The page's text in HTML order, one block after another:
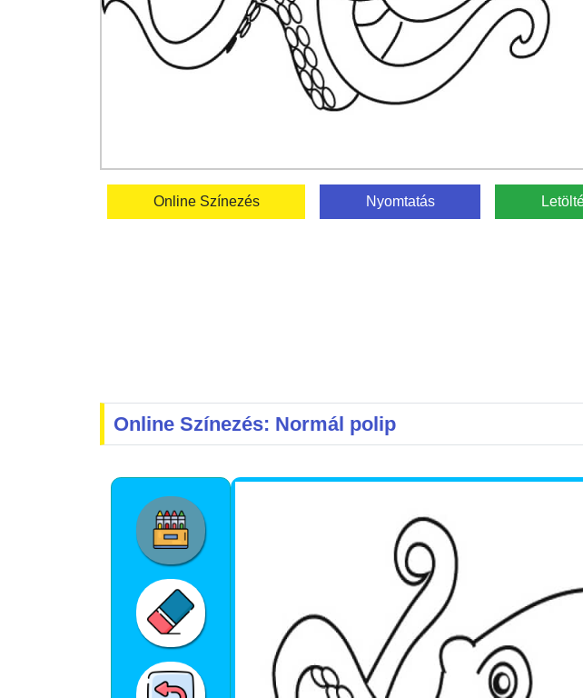
Online Színezés Nyomtatás
Online Színezés: Normál polip